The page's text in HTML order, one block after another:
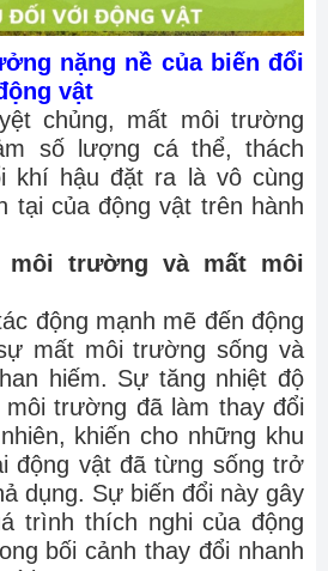
nặng nề của biến đổi
vật
chủng, mất môi trường
số lượng cá thể, thách
khí hậu đặt ra là vô cùng
tại của động vật trên hành
trường và mất môi
động mạnh mẽ đến động
mất môi trường sống và
hiếm. Sự tăng nhiệt độ
trường đã làm thay đổi
khiến cho những khu
động vật đã từng sống trở
dụng. Sự biến đổi này gây
trình thích nghi của động
bối cảnh thay đổi nhanh